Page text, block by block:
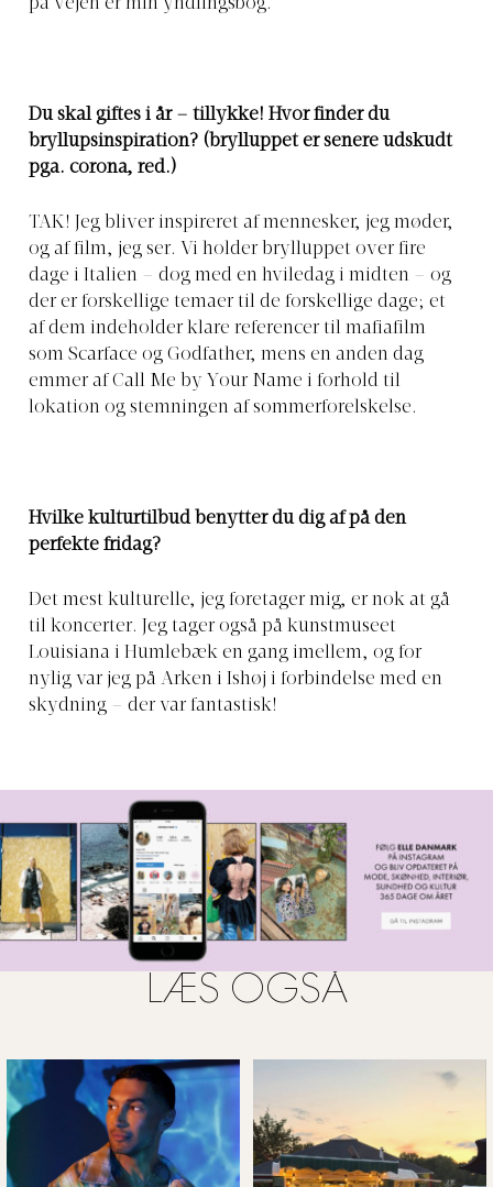
på vejen er min yndlingsbog.
Du skal giftes i år – tillykke! Hvor finder du
bryllupsinspiration? (brylluppet er senere udskudt
pga. corona, red.)
TAK! Jeg bliver inspireret af mennesker, jeg møder,
og af film, jeg ser. Vi holder brylluppet over fire
dage i Italien – dog med en hviledag i midten – og
der er forskellige temaer til de forskellige dage; et
af dem indeholder klare referencer til mafiafilm
som Scarface og Godfather, mens en anden dag
emmer af Call Me by Your Name i forhold til
lokation og stemningen af sommerforelskelse.
Hvilke kulturtilbud benytter du dig af på den
perfekte fridag?
Det mest kulturelle, jeg foretager mig, er nok at gå
til koncerter. Jeg tager også på kunstmuseet
Louisiana i Humlebæk en gang imellem, og for
nylig var jeg på Arken i Ishøj i forbindelse med en
skydning – der var fantastisk!
LÆS OGSÅ